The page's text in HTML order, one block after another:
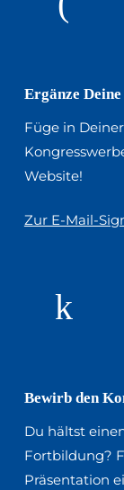
Ergänze
Füge in
Website!
Zur E-Mail-
Bewirb den
Du hältst
Fortbildung?
Präsentation